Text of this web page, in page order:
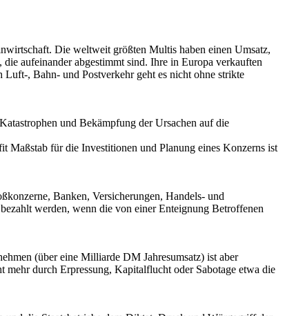
Die weltweit größten Multis haben einen Umsatz,
aufeinander abgestimmt sind. Ihre in Europa verkauften
, Bahn- und Postverkehr geht es nicht ohne strikte
und Bekämpfung der Ursachen auf die
Maßstab für die Investitionen und Planung eines Konzerns ist
Banken, Versicherungen, Handels- und
werden, wenn die von einer Enteignung Betroffenen
(über eine Milliarde DM Jahresumsatz) ist aber
durch Erpressung, Kapitalflucht oder Sabotage etwa die